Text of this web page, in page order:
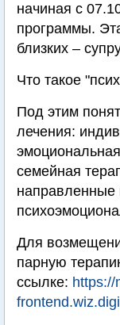
начиная с
программы.
близких –
Что такое
Под этим
лечения:
семейная
направленные
Для
парную
ссылке: https://